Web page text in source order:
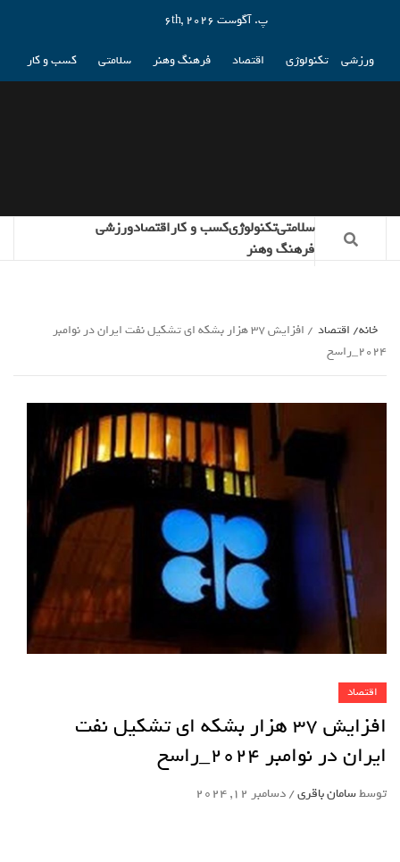
پ. آگوست 6th, 2026
ورزشی تکنولوژی اقتصاد فرهنگ وهنر سلامتی کسب و کار
سلامتیتکنولوژیکسب و کاراقتصادورزشی
فرهنگ وهنر
خانه اقتصاد
افزایش 37 هزار بشکه ای تشکیل نفت ایران در نوامبر
2024_راسخ
اقتصاد
افزایش 37 هزار بشکه ای تشکیل نفت
ایران در نوامبر 2024_راسخ
توسطسامان باقری/دسامبر 12, 2024